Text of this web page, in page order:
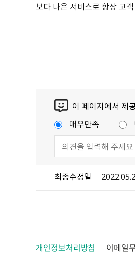
보다 나은 서비스로 항상 고
이 페이지에서 제
매우만족
최종수정일
개인정보처리방침 이메일